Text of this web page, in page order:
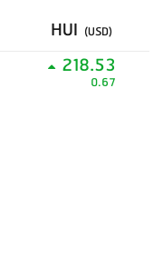
HUI (USD)
218.53
0.67